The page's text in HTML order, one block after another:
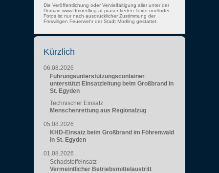
Die Veröffentlichung oder Vervielfältigung aller unter der
Domain www.ffmoedling.at präsentierten Texte und/oder
Fotos ist nur nach ausdrücklicher Zustimmung der
Freiwilligen Feuerwehr der Stadt Mödling gestattet.
Kürzlich
06.08.2026
Führungsunterstützungscontainer
unterstützt Einsatzleitung beim Großbrand in
St. Egyden
Technischer Einsatz
Menschenrettung aus Regionalzug
05.08.2026
KHD-Einsatz beim Großbrand im Föhrenwald
in St. Egyden
01.08.2026
Schadstoffeinsatz
Vermeintlicher Betriebsmittelaustritt